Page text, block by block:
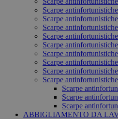
Scarpe
Scarpe
Scarpe
Scarpe
Scarpe
Scarpe
Scarpe
Scarpe
Scarpe
Scarpe
Scarpe
Scarpe
ABBIGLIAMENTO DA